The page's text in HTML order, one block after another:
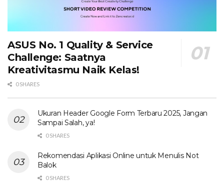
ASUS No. 1 Quality & Service
Challenge: Saatnya
Kreativitasmu Naik Kelas!
0 SHARES
Ukuran Header Google Form Terbaru 2025, Jangan
Sampai Salah, ya!
0 SHARES
Rekomendasi Aplikasi Online untuk Menulis Not
Balok
0 SHARES